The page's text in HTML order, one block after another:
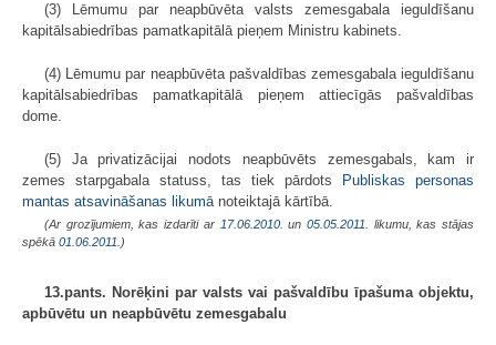
(3) Lēmumu par neapbūvēta valsts zemesgabala ieguldīšanu
kapitālsabiedrības pamatkapitālā pieņem Ministru kabinets.
(4) Lēmumu par neapbūvēta pašvaldības zemesgabala ieguldīšanu
kapitālsabiedrības pamatkapitālā pieņem attiecīgās pašvaldības
dome.
(5) Ja privatizācijai nodots neapbūvēts zemesgabals, kam ir
zemes starpgabala statuss, tas tiek pārdots
Publiskas personas
mantas atsavināšanas likumānoteiktajā kārtībā.
(Ar grozījumiem, kas izdarīti ar 17.06.2010. un 05.05.2011. likumu, kas stājas
spēkā 01.06.2011.)
13.pants. Norēķini par valsts vai pašvaldību īpašuma objektu,
apbūvētu un neapbūvētu zemesgabalu